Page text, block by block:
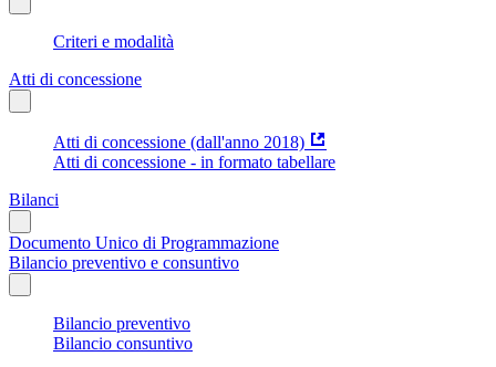
Criteri e modalità
Atti di concessione
Atti di concessione (dall'anno 2018)
Atti di concessione - in formato tabellare
Bilanci
Documento Unico di Programmazione
Bilancio preventivo e consuntivo
Bilancio preventivo
Bilancio consuntivo